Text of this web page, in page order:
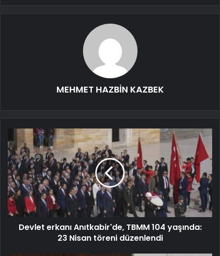
MEHMET HAZBİN KAZBEK
Devlet erkanı Anıtkabir'de, TBMM 104 yaşında:
23 Nisan töreni düzenlendi